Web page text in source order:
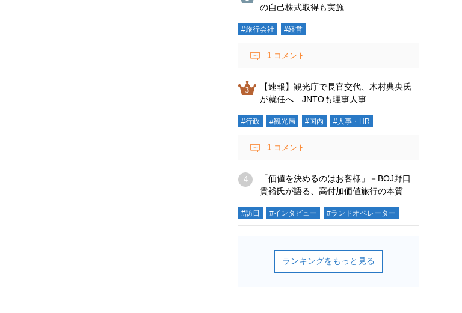
の自己株式取得も実施
#旅行会社 #経営
1 コメント
【速報】観光庁で長官交代、木村典央氏
が就任へ JNTOも理事人事
#行政 #観光局 #国内 #人事・HR
1 コメント
「価値を決めるのはお客様」－BOJ野口
貴裕氏が語る、高付加価値旅行の本質
#訪日 #インタビュー #ランドオペレーター